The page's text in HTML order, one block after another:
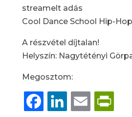
streamelt adás
Cool Dance School Hip-
A részvétel díjtalan!
Helyszín: Nagytétényi
Megosztom:
FacebookLinkedInEmail